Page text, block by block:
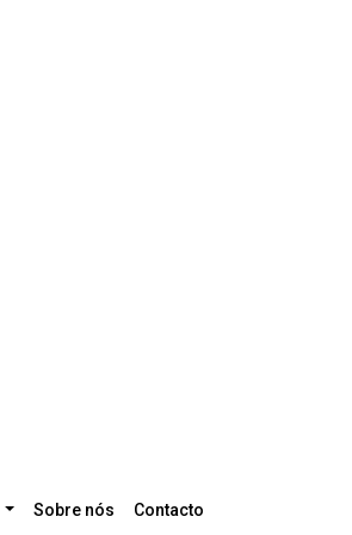
Sobre nós Contacto